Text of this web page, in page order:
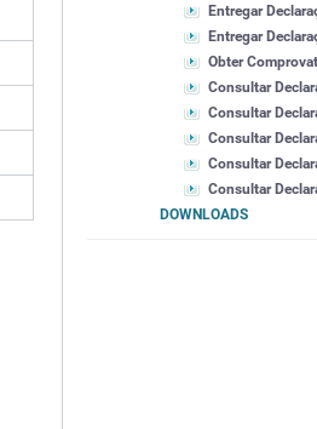
Entregar
Entregar
Obter
Consultar
Consultar
Consultar
Consultar
Consultar
DOWNLOADS